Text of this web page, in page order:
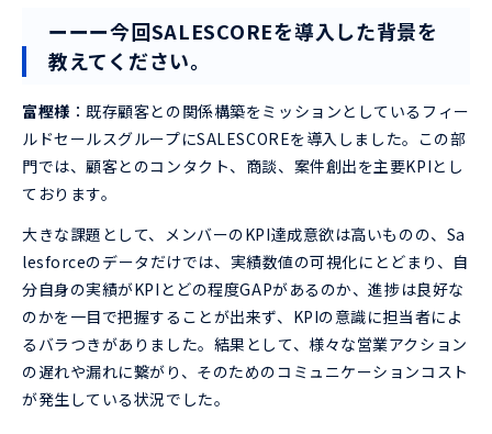
ーーー今回SALESCOREを導入した背景を
教えてください。
富樫様 ：既存顧客との関係構築をミッションとしているフィー
ルドセールスグループにSALESCOREを導入しました。この部
門では、顧客とのコンタクト、商談、案件創出を主要KPIとし
ております。
大きな課題として、メンバーのKPI達成意欲は高いものの、Sa
lesforceのデータだけでは、実績数値の可視化にとどまり、自
分自身の実績がKPIとどの程度GAPがあるのか、進捗は良好な
のかを一目で把握することが出来ず、KPIの意識に担当者によ
るバラつきがありました。結果として、様々な営業アクション
の遅れや漏れに繋がり、そのためのコミュニケーションコスト
が発生している状況でした。